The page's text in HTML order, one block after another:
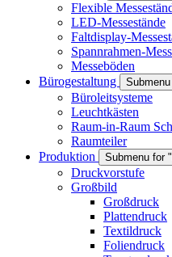
Flexible
LED-Messestände
Faltdisplay-
Spannrahmen-
Messeböden
Bürogestaltung
Büroleitsysteme
Leuchtkästen
Raum-in-Raum
Raumteiler
Produktion
Submenu for
Druckvorstufe
Großbild
Großdruck
Plattendruck
Textildruck
Foliendruck